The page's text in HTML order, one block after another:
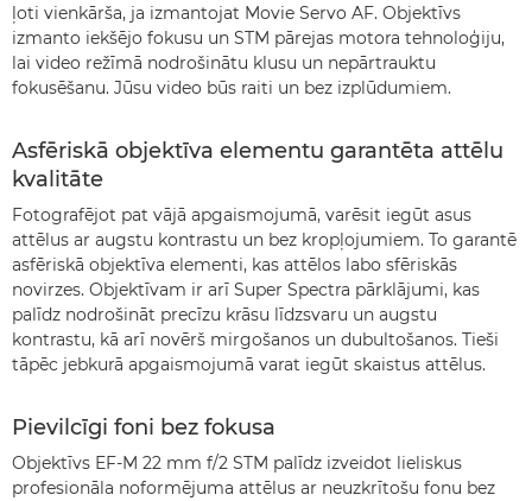
ļoti vienkārša, ja izmantojat Movie Servo AF. Objektīvs
izmanto iekšējo fokusu un STM pārejas motora tehnoloģiju,
lai video režīmā nodrošinātu klusu un nepārtrauktu
fokusēšanu. Jūsu video būs raiti un bez izplūdumiem.
Asfēriskā objektīva elementu garantēta attēlu
kvalitāte
Fotografējot pat vājā apgaismojumā, varēsit iegūt asus
attēlus ar augstu kontrastu un bez kropļojumiem. To garantē
asfēriskā objektīva elementi, kas attēlos labo sfēriskās
novirzes. Objektīvam ir arī Super Spectra pārklājumi, kas
palīdz nodrošināt precīzu krāsu līdzsvaru un augstu
kontrastu, kā arī novērš mirgošanos un dubultošanos. Tieši
tāpēc jebkurā apgaismojumā varat iegūt skaistus attēlus.
Pievilcīgi foni bez fokusa
Objektīvs EF-M 22 mm f/2 STM palīdz izveidot lieliskus
profesionāla noformējuma attēlus ar neuzkrītošu fonu bez